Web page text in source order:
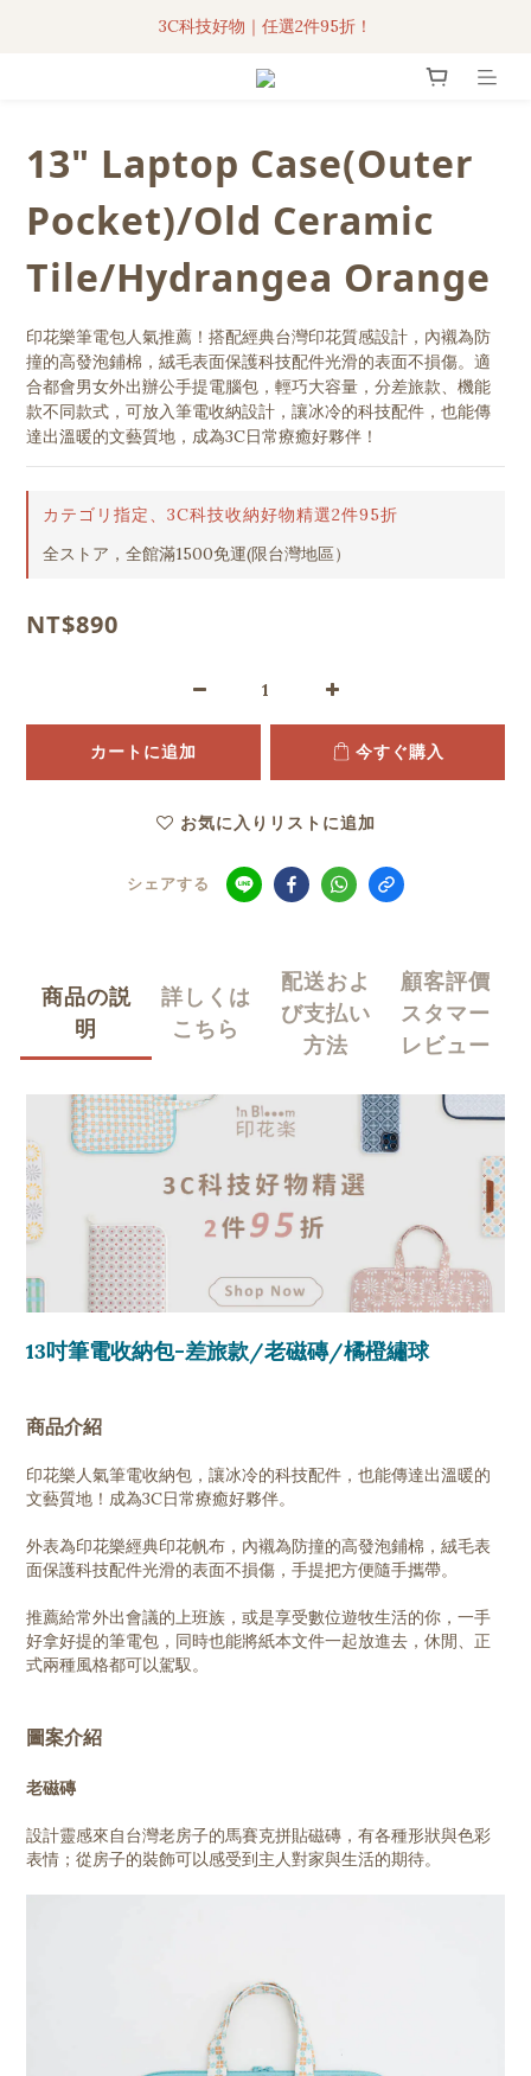
3C科技好物｜任選2件95折！
3C科技好物｜任選2件95折！
13" Laptop Case(Outer
Pocket)/Old Ceramic
Tile/Hydrangea Orange
印花樂筆電包人氣推薦！搭配經典台灣印花質感設計，內襯為防
撞的高發泡鋪棉，絨毛表面保護科技配件光滑的表面不損傷。適
合都會男女外出辦公手提電腦包，輕巧大容量，分差旅款、機能
款不同款式，可放入筆電收納設計，讓冰冷的科技配件，也能傳
達出溫暖的文藝質地，成為3C日常療癒好夥伴！
カテゴリ指定、3C科技收納好物精選2件95折
全ストア，全館滿1500免運(限台灣地區）
NT$890
カートに追加 今すぐ購入
お気に入りリストに追加
シェアする
商品の説
明
詳しくは
こちら
配送およ
び支払い
方法
顧客評價
スタマー
レビュー
13吋筆電收納包-差旅款/老磁磚/橘橙繡球
商品介紹
印花樂人氣筆電收納包，讓冰冷的科技配件，也能傳達出溫暖的
文藝質地！成為3C日常療癒好夥伴。
外表為印花樂經典印花帆布，內襯為防撞的高發泡鋪棉，絨毛表
面保護科技配件光滑的表面不損傷，手提把方便隨手攜帶。
推薦給常外出會議的上班族，或是享受數位遊牧生活的你，一手
好拿好提的筆電包，同時也能將紙本文件一起放進去，休閒、正
式兩種風格都可以駕馭。
圖案介紹
老磁磚
設計靈感來自台灣老房子的馬賽克拼貼磁磚，有各種形狀與色彩
表情；從房子的裝飾可以感受到主人對家與生活的期待。